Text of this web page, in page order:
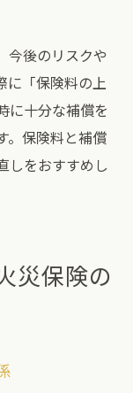
今後のリスクや
に「保険料の上
に十分な補償を
。保険料と補償
しをおすすめし
災保険の